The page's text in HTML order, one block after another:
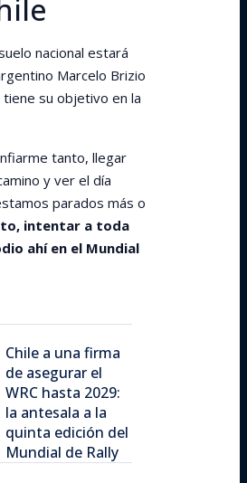
nacional estará
Marcelo Brizio
su objetivo en la
tanto, llegar
y ver el día
parados más o
intentar a toda
ahí en el Mundial
Chile a una firma
de asegurar el
WRC hasta 2029:
la antesala a la
quinta edición del
Mundial de Rally